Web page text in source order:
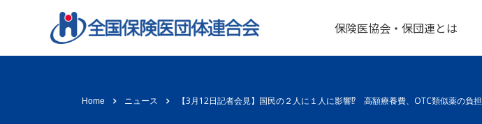
保険医協会・保団連とは
Home ニュース 【3月12日記者会見】国民の２人に１人に影響⁉ 高額療養費、OTC類似薬の負